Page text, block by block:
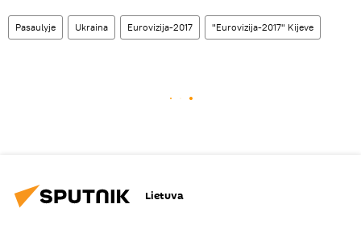
Pasaulyje Ukraina Eurovizija-2017 "Eurovizija-2017" Kijeve
Lietuva